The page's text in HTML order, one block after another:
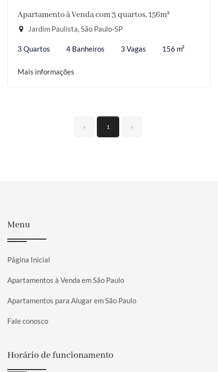
Apartamento à Venda com 3 quartos, 156m²
Jardim Paulista, São Paulo-SP
3 Quartos 4 Banheiros 3 Vagas 156 m²
Mais informações
‹ 1 ›
Menu
Página Inicial
Apartamentos à Venda em São Paulo
Apartamentos para Alugar em São Paulo
Fale conosco
Horário de funcionamento